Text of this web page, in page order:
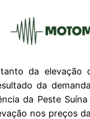
da elevação
da
da Peste
nos preços